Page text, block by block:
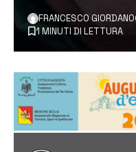
FRANCESCO GIORDANO
1 MINUTI DI LETTURA